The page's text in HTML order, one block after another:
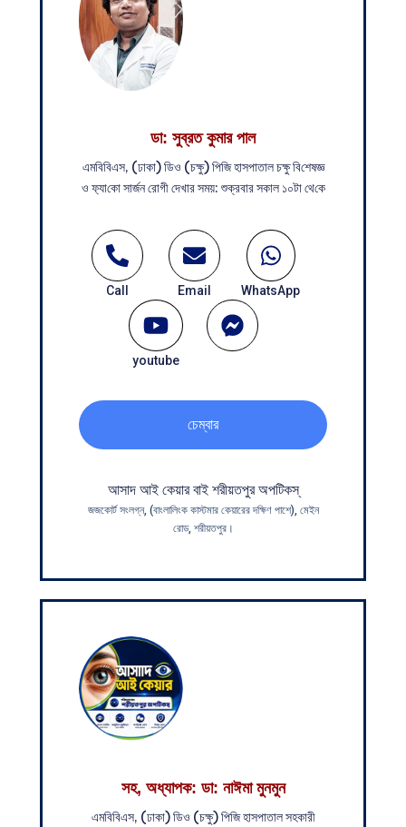
ডা: সুব্রত কুমার পাল
এম‌বি‌বিএস, (ঢাকা) ডিও (চক্ষু) পি‌জি হাসপাতাল চক্ষু বি‌শেষজ্ঞ
ও ফ‌্যা‌কো সার্জন রোগী দেখার সময়: শুক্রবার সকাল ১০টা থে‌কে
Call Email WhatsApp
youtube
চেম্বার
আসাদ আই কেয়ার বাই শরীয়তপুর অপটিকস্
জজকোর্ট সংলগ্ন, (বাংলালিংক কাস্টমার কেয়ারের দক্ষিণ পাশে), মেইন
রোড, শরীয়তপুর।
সহ, অধ্যাপক: ডা: নাঈমা মুনমুন
এম‌বি‌বিএস, (ঢাকা) ডিও (চক্ষু) পি‌জি হাসপাতাল সহ‌কারী